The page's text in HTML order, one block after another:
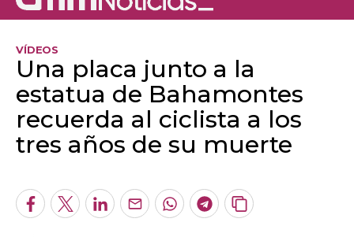
VÍDEOS
Una placa junto a la
estatua de Bahamontes
recuerda al ciclista a los
tres años de su muerte
Algo salió mal.
Facebook
TwitterLinkedInEnviarWhatsapp
Telegram
Copiar